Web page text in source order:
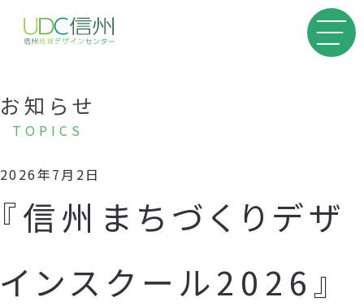
お知らせ
TOPICS
2026年7月2日
『信州まちづくりデザ
インスクール2026』